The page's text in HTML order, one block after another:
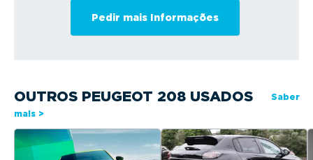
OUTROS PEUGEOT 208 USADOS
Saber
mais >